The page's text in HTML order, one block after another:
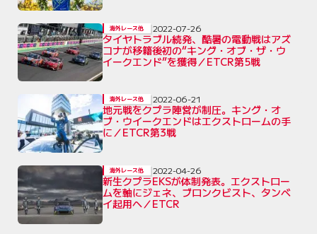
タイヤトラブル続発、酷暑の電動戦はアズ
コナが移籍後初の“キング・オブ・ザ・ウ
イークエンド”を獲得／ETCR第5戦
海外レース他 2022-07-26
地元戦をクプラ陣営が制圧。キング・オ
ブ・ウイークエンドはエクストロームの手
に／ETCR第3戦
海外レース他 2022-06-21
新生クプラEKSが体制発表。エクストロー
ムを軸にジェネ、ブロンクビスト、タンベ
イ起用へ／ETCR
海外レース他 2022-04-26